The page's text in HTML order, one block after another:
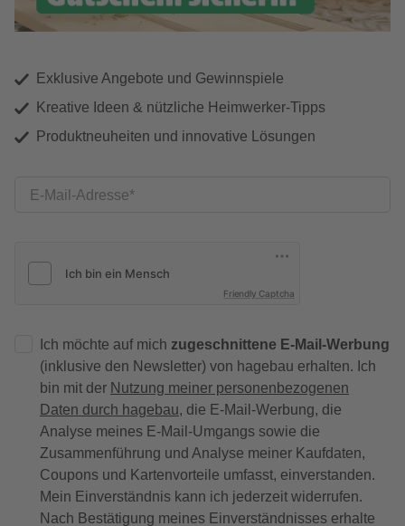
Exklusive Angebote und Gewinnspiele
Kreative Ideen & nützliche Heimwerker-Tipps
Produktneuheiten und innovative Lösungen
E-Mail-Adresse
Friendly Captcha
Ich möchte auf mich zugeschnittene E-Mail-Werbung
(inklusive den Newsletter) von hagebau erhalten. Ich
bin mit der Nutzung meiner personenbezogenen
Daten durch hagebau, die E-Mail-Werbung, die
Analyse meines E-Mail-Umgangs sowie die
Zusammenführung und Analyse meiner Kaufdaten,
Coupons und Kartenvorteile umfasst, einverstanden.
Mein Einverständnis kann ich jederzeit widerrufen.
Nach Bestätigung meines Einverständnisses erhalte